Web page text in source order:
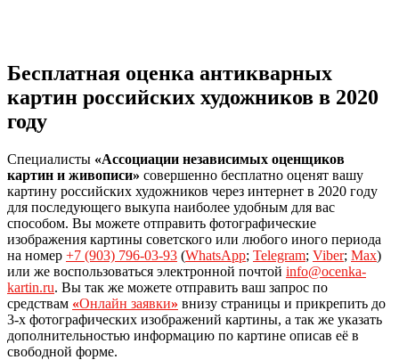
Бесплатная оценка антикварных
картин российских художников в 2020
году
Специалисты «Ассоциации независимых оценщиков
картин и живописи» совершенно бесплатно оценят вашу
картину российских художников через интернет в 2020 году
для последующего выкупа наиболее удобным для вас
способом. Вы можете отправить фотографические
изображения картины советского или любого иного периода
на номер +7 (903) 796-03-93 (WhatsApp; Telegram; Viber; Max)
или же воспользоваться электронной почтой info@ocenka-
kartin.ru. Вы так же можете отправить ваш запрос по
средствам «Онлайн заявки» внизу страницы и прикрепить до
3-х фотографических изображений картины, а так же указать
дополнительностью информацию по картине описав её в
свободной форме.